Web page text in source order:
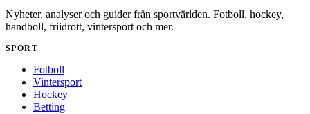
Nyheter, analyser och guider från sportvärlden. Fotboll, hockey,
handboll, friidrott, vintersport och mer.
SPORT
Fotboll
Vintersport
Hockey
Betting